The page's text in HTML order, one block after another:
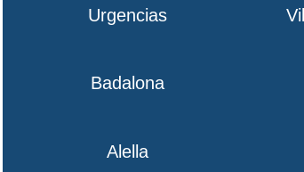
Urgencias
Badalona
Alella